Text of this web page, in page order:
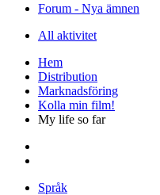
Forum - Nya ämnen
All aktivitet
Hem
Distribution
Marknadsföring
Kolla min film!
My life so far
Språk